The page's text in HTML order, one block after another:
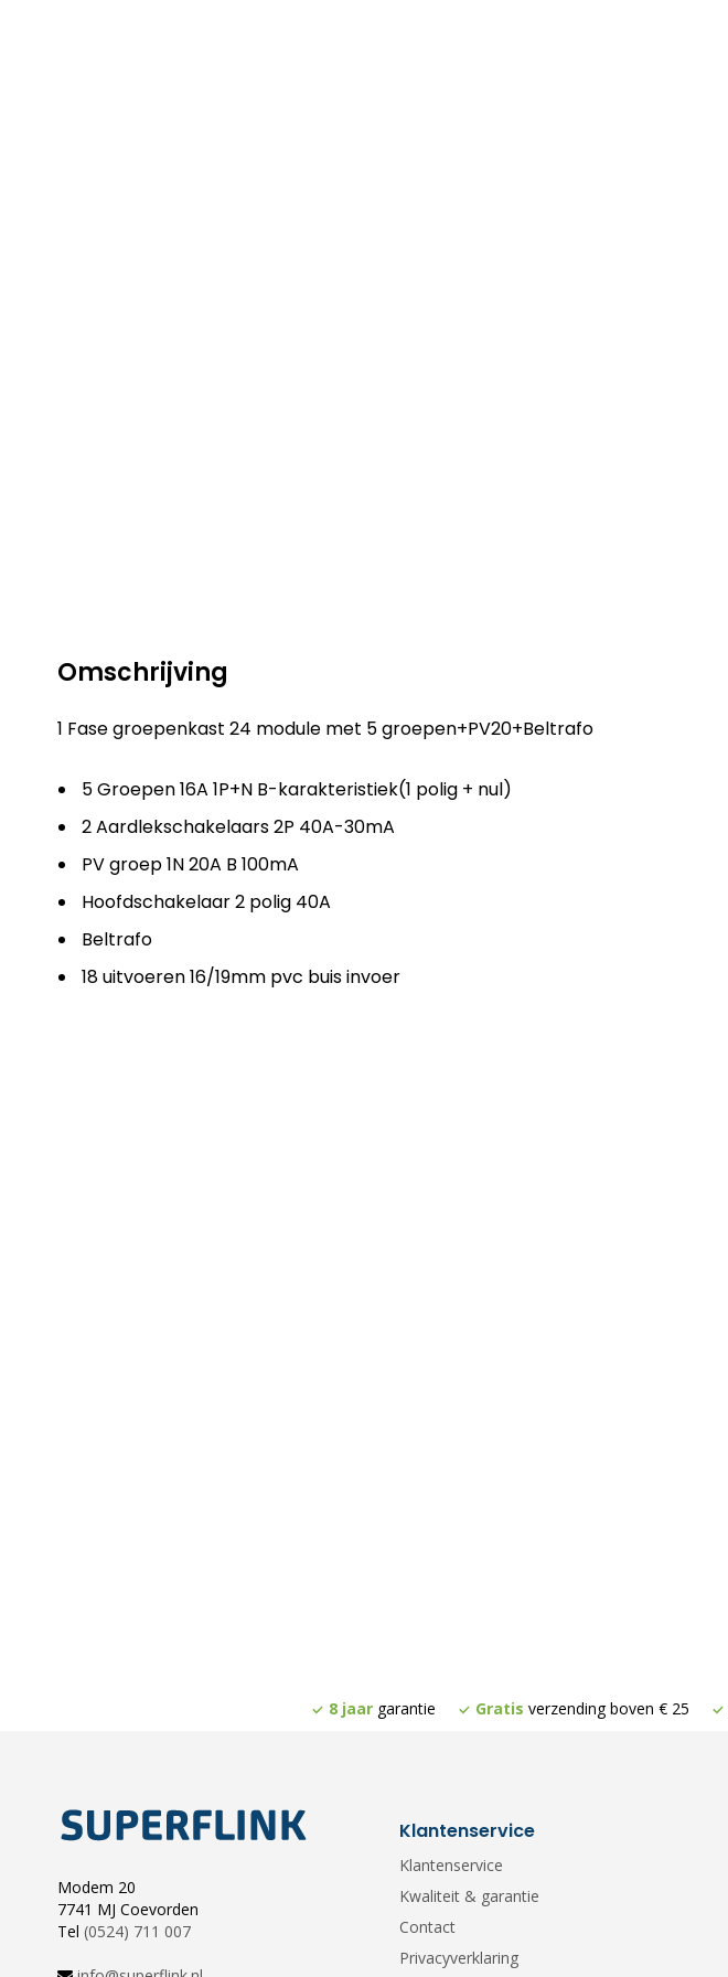
Omschrijving
1 Fase groepenkast 24 module met 5 groepen+PV20+Beltrafo
5 Groepen 16A 1P+N B-karakteristiek(1 polig + nul)
2 Aardlekschakelaars 2P 40A-30mA
PV groep 1N 20A B 100mA
Hoofdschakelaar 2 polig 40A
Beltrafo
18 uitvoeren 16/19mm pvc buis invoer
8 jaargarantie Gratis verzending boven € 25
Modem 20
7741 MJ Coevorden
Tel (0524) 711 007
Klantenservice
Klantenservice
Kwaliteit & garantie
Contact
Privacyverklaring